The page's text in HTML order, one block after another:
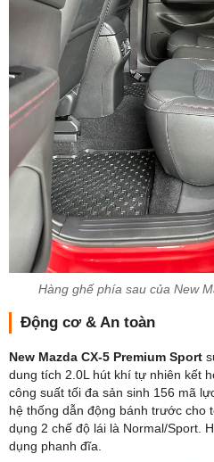
Hàng ghế phía sau của New
Động cơ & An toàn
New Mazda CX-5 Premium Sport
dung tích 2.0L hút khí tự nhiên kết
công suất tối đa sản sinh 156 mã
hệ thống dẫn động bánh trước cho
dụng 2 chế độ lái là Normal/Sport.
dụng phanh đĩa.